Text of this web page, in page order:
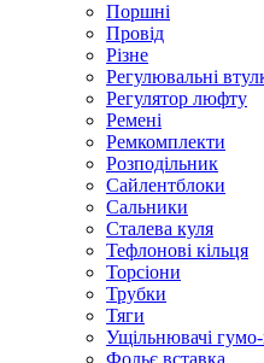
Поршні
Провід
Різне
Регулювальні
Регулятор люфту
Ремені
Ремкомплекти
Розподільник
Сайлентблоки
Сальники
Сталева куля
Тефлонові кільця
Торсіони
Трубки
Тяги
Ущільнювачі
Фольє вставка